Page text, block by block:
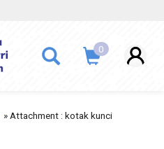
0
» Attachment : kotak kunci